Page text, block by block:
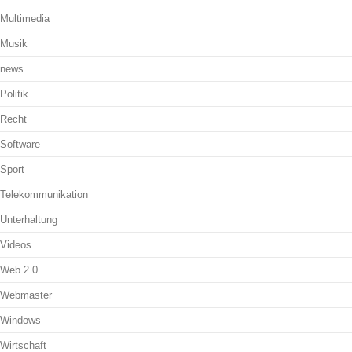
Multimedia
Musik
news
Politik
Recht
Software
Sport
Telekommunikation
Unterhaltung
Videos
Web 2.0
Webmaster
Windows
Wirtschaft